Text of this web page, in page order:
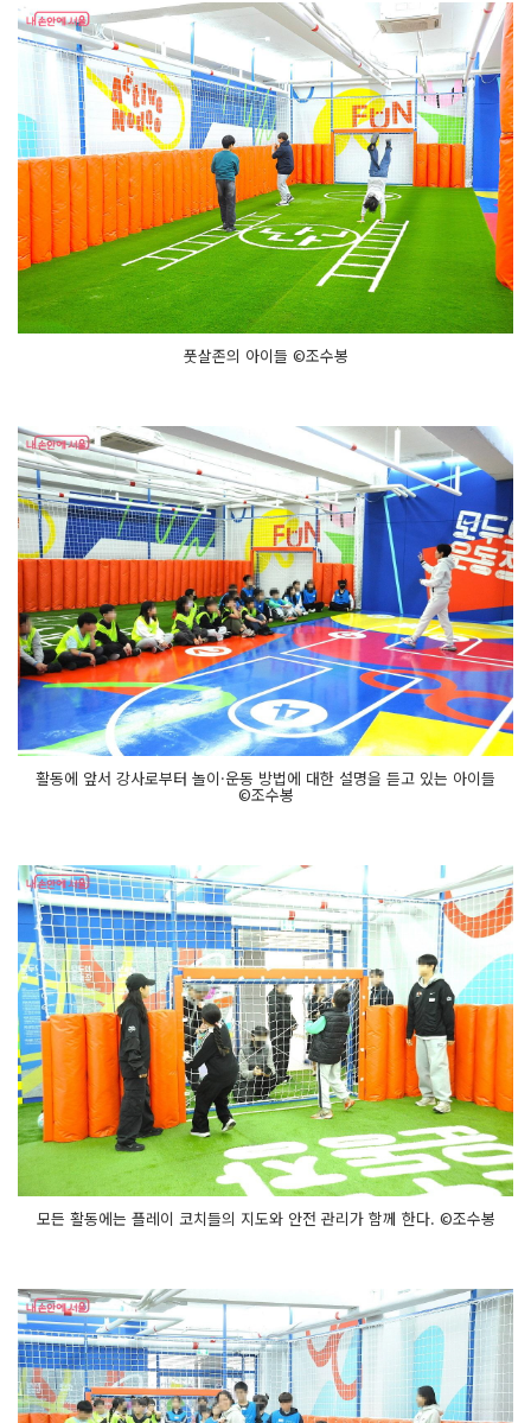
풋살존의 아이들 ©조수봉
활동에 앞서 강사로부터 놀이·운동 방법에 대한 설명을 듣고 있는 아이들
©조수봉
모든 활동에는 플레이 코치들의 지도와 안전 관리가 함께 한다. ©조수봉